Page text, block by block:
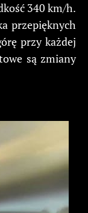
340 km/h.
przepięknych
przy każdej
są zmiany